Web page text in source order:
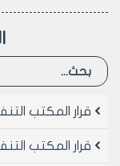
مجلس المدينه
التوقيع
تاريخ 3/10/2001م.
- يقرر ما يلي –
قرار المكتب التنفيذي
قرار المكتب التنفيذي